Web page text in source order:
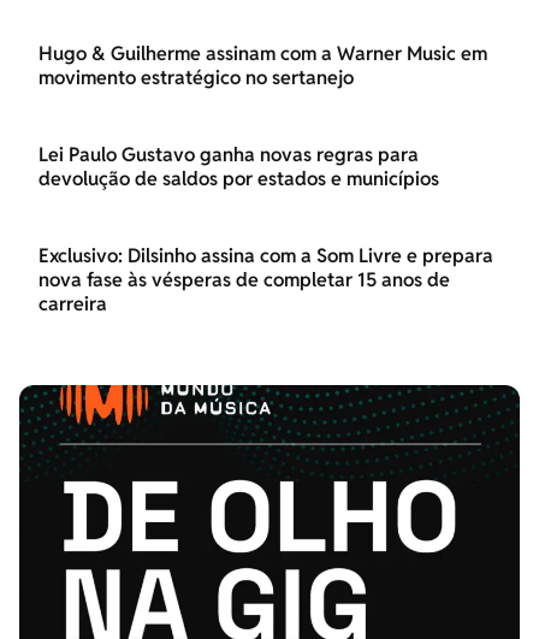
Hugo & Guilherme assinam com a Warner Music em
movimento estratégico no sertanejo
Lei Paulo Gustavo ganha novas regras para
devolução de saldos por estados e municípios
Exclusivo: Dilsinho assina com a Som Livre e prepara
nova fase às vésperas de completar 15 anos de
carreira